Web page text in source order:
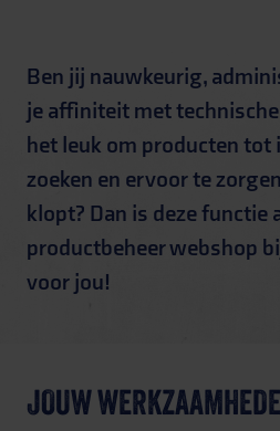
Ben jij nauwkeurig,
je affiniteit met
het leuk om producten tot
zoeken en ervoor te
klopt? Dan is deze functie
productbeheer webshop
voor jou!
JOUW